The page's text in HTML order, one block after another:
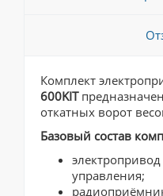
Комплект
600KIT
откатных ворот
Базовый состав
управления;